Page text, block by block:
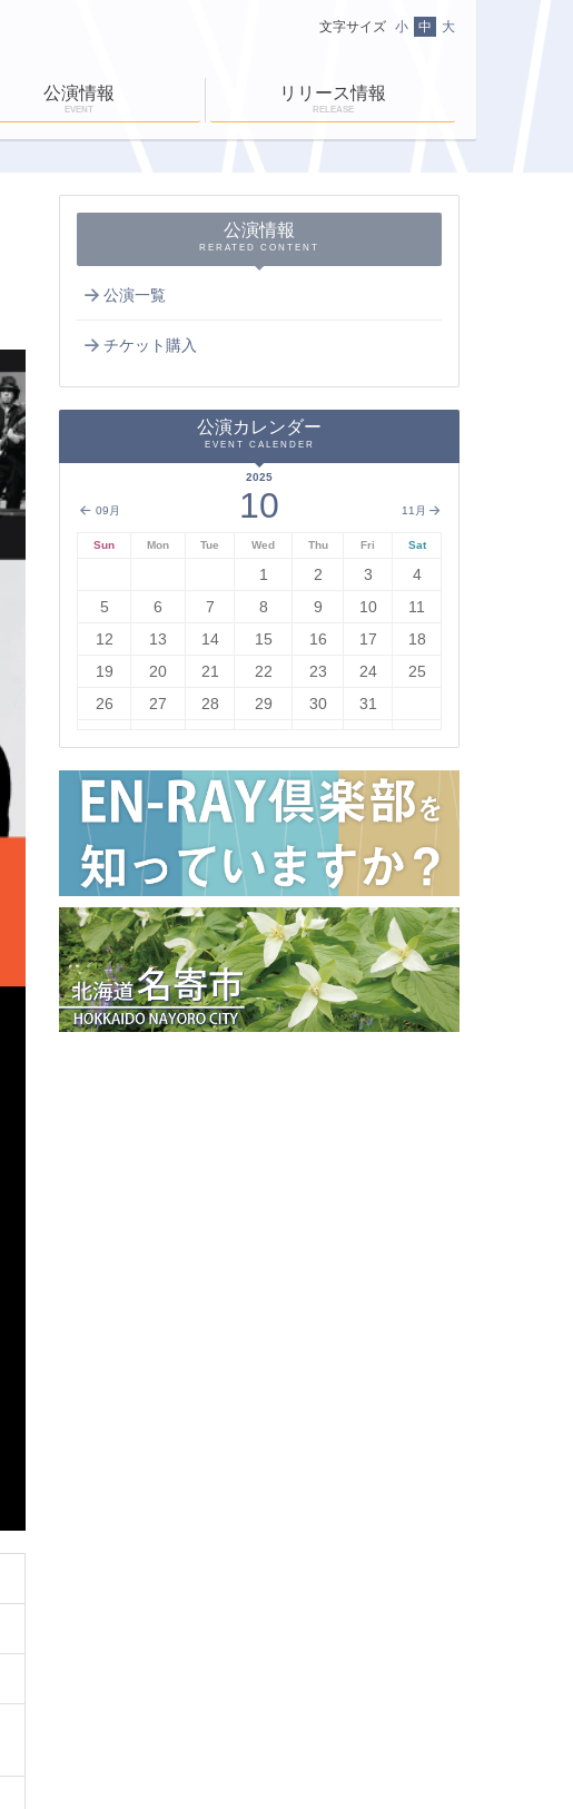
文字サイズ 小 中 大
公演情報
EVENT
リリース情報
RELEASE
公演情報
RERATED CONTENT
公演一覧
チケット購入
公演カレンダー
EVENT CALENDER
09月 11月
2025
10
Sun Mon Tue Wed Thu Fri Sat
1 2 3
4
5
6 7 8 9 10
11
12
13 14 15 16 17
18
19
20 21 22 23 24
25
26
27 28 29 30 31